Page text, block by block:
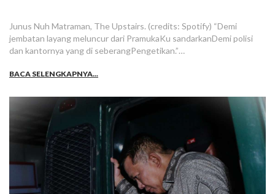
Junus Nuh Matraman, The Upstairs. (credits: Spotify) “Demi
jembatan layang meluncur dari PramukaKu sandarkanDemi polisi
dan kantornya yang di seberangPengetikan.”…
BACA SELENGKAPNYA...